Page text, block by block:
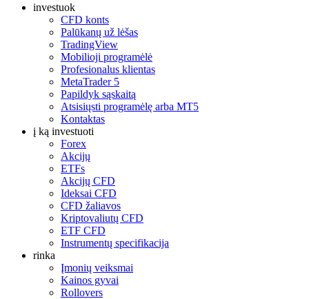
investuok
CFD konts
Palūkanų už lėšas
TradingView
Mobilioji programėlė
Profesionalus klientas
MetaTrader 5
Papildyk sąskaitą
Atsisiųsti programėlę arba MT5
Kontaktas
į ką investuoti
Forex
Akcijų
ETFs
Akcijų CFD
Ideksai CFD
CFD žaliavos
Kriptovaliutų CFD
ETF CFD
Instrumentų specifikacija
rinka
Įmonių veiksmai
Kainos gyvai
Rollovers